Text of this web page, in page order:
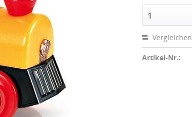
1
Vergleichen
Artikel-Nr.: